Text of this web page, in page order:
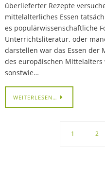
überlieferter Rezepte
mittelalterliches Essen
es populärwissenschaftliche
Unterrichtsliteratur, oder
darstellen war das Essen der
des europäischen
sonstwie…
WEITERLESEN…
1 2